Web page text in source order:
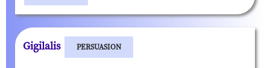
Gigilalis PERSUASION